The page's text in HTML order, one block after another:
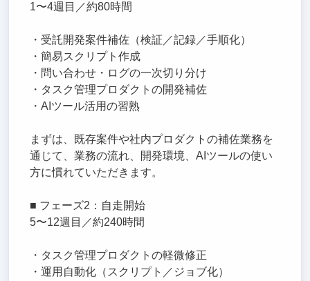
1〜4週目／約80時間
・受託開発案件補佐（検証／記録／手順化）
・簡易スクリプト作成
・問い合わせ・ログの一次切り分け
・タスク管理プロダクトの開発補佐
・AIツール活用の習熟
まずは、既存案件や社内プロダクトの補佐業務を
通じて、業務の流れ、開発環境、AIツールの使い
方に慣れていただきます。
■ フェーズ2：自走開始
5〜12週目／約240時間
・タスク管理プロダクトの軽微修正
・運用自動化（スクリプト／ジョブ化）